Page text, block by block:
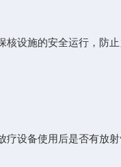
设施的安全运行，防
设备使用后是否有放